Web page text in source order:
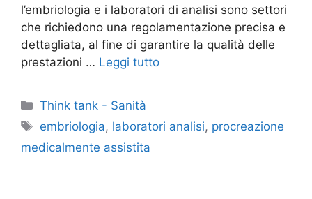
l’embriologia e i laboratori di analisi sono settori
che richiedono una regolamentazione precisa e
dettagliata, al fine di garantire la qualità delle
prestazioni … Leggi tutto
Categorie
Think tank - Sanità
Tag
embriologia, laboratori analisi, procreazione
medicalmente assistita